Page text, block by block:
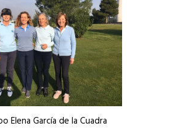
Elena García de la Cuadra